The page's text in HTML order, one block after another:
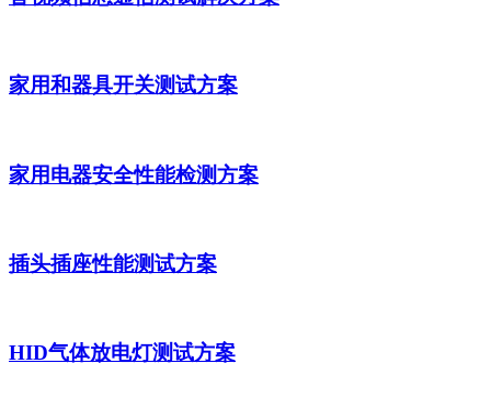
家用和器具开关测试方案
家用电器安全性能检测方案
插头插座性能测试方案
HID气体放电灯测试方案